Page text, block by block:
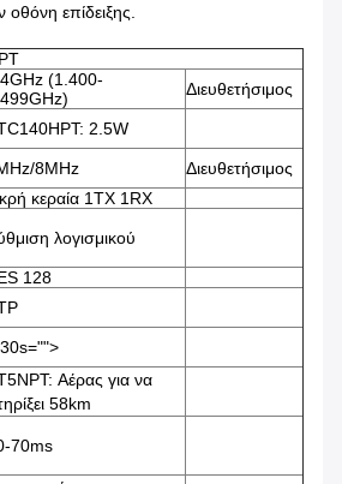
οθόνη επίδειξης.
(1.400-
Διευθετήσιμος
2.5W
8MHz
Διευθετήσιμος
κεραία 1TX 1RX
λογισμικού
128
Αέρας για να
58km
70ms